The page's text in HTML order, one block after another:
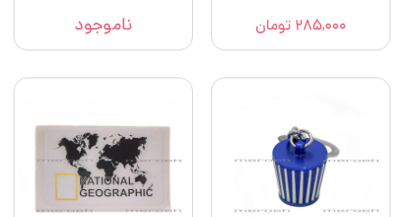
۲۸۵,۰۰۰ تومان ناموجود